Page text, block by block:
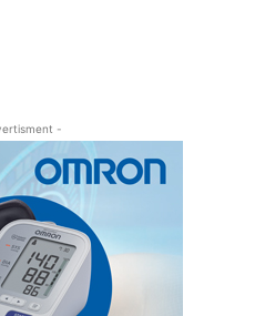
-